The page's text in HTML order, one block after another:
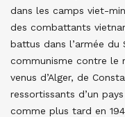
dans les camps viet-
des combattants
battus dans l’armée
communisme contre le
venus d’Alger, de
ressortissants d’un
comme plus tard en